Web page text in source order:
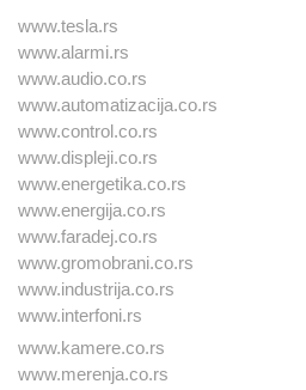
www.tesla.rs
www.alarmi.rs
www.audio.co.rs
www.automatizacija.co.rs
www.control.co.rs
www.displeji.co.rs
www.energetika.co.rs
www.energija.co.rs
www.faradej.co.rs
www.gromobrani.co.rs
www.industrija.co.rs
www.interfoni.rs
www.kamere.co.rs
www.merenja.co.rs